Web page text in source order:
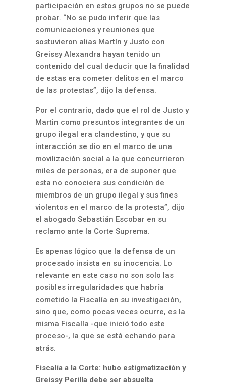
participación en estos grupos no se puede
probar. “No se pudo inferir que las
comunicaciones y reuniones que
sostuvieron alias Martín y Justo con
Greissy Alexandra hayan tenido un
contenido del cual deducir que la finalidad
de estas era cometer delitos en el marco
de las protestas”, dijo la defensa.
Por el contrario, dado que el rol de Justo y
Martin como presuntos integrantes de un
grupo ilegal era clandestino, y que su
interacción se dio en el marco de una
movilización social a la que concurrieron
miles de personas, era de suponer que
esta no conociera sus condición de
miembros de un grupo ilegal y sus fines
violentos en el marco de la protesta”, dijo
el abogado Sebastián Escobar en su
reclamo ante la Corte Suprema.
Es apenas lógico que la defensa de un
procesado insista en su inocencia. Lo
relevante en este caso no son solo las
posibles irregularidades que habría
cometido la Fiscalía en su investigación,
sino que, como pocas veces ocurre, es la
misma Fiscalía -que inició todo este
proceso-, la que se está echando para
atrás.
Fiscalía a la Corte: hubo estigmatización y
Greissy Perilla debe ser absuelta